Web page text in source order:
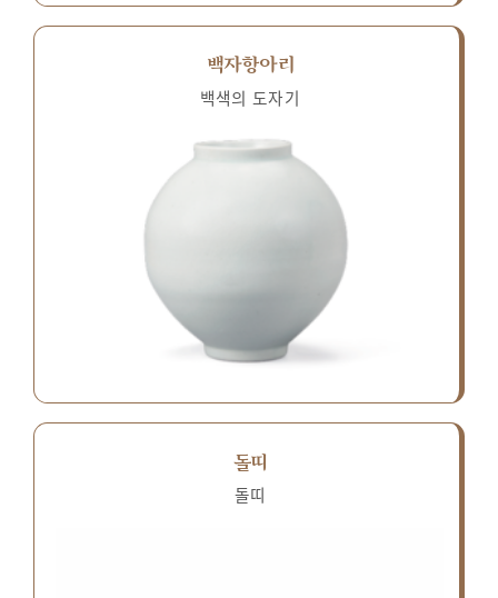
백자항아리
백색의 도자기
돌띠
돌띠